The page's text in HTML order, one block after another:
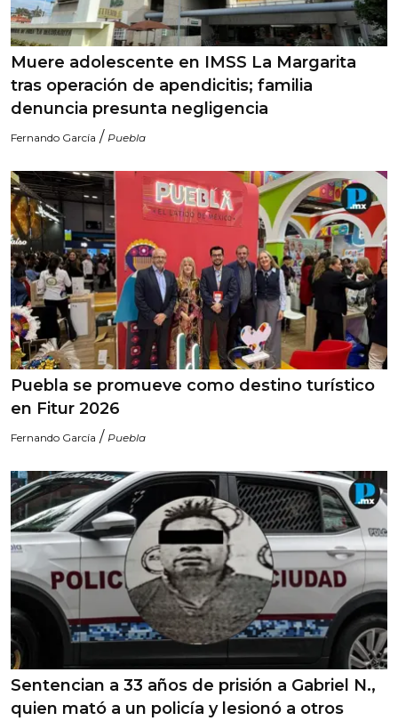
Muere adolescente en IMSS La Margarita
tras operación de apendicitis; familia
denuncia presunta negligencia
Fernando García / Puebla
Puebla se promueve como destino turístico
en Fitur 2026
Fernando García / Puebla
Sentencian a 33 años de prisión a Gabriel N.,
quien mató a un policía y lesionó a otros